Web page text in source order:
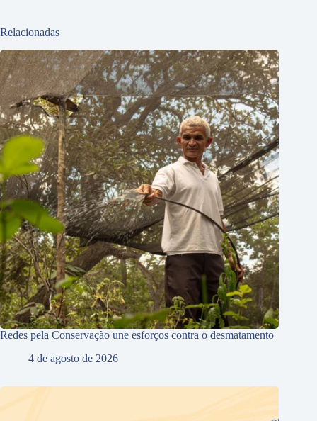
Relacionadas
Redes pela Conservação une esforços contra o desmatamento
4 de agosto de 2026